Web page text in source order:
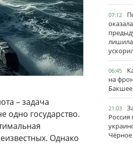
– задача
одно государство.
Однако
07:12
06:45
на
21:03
Россия